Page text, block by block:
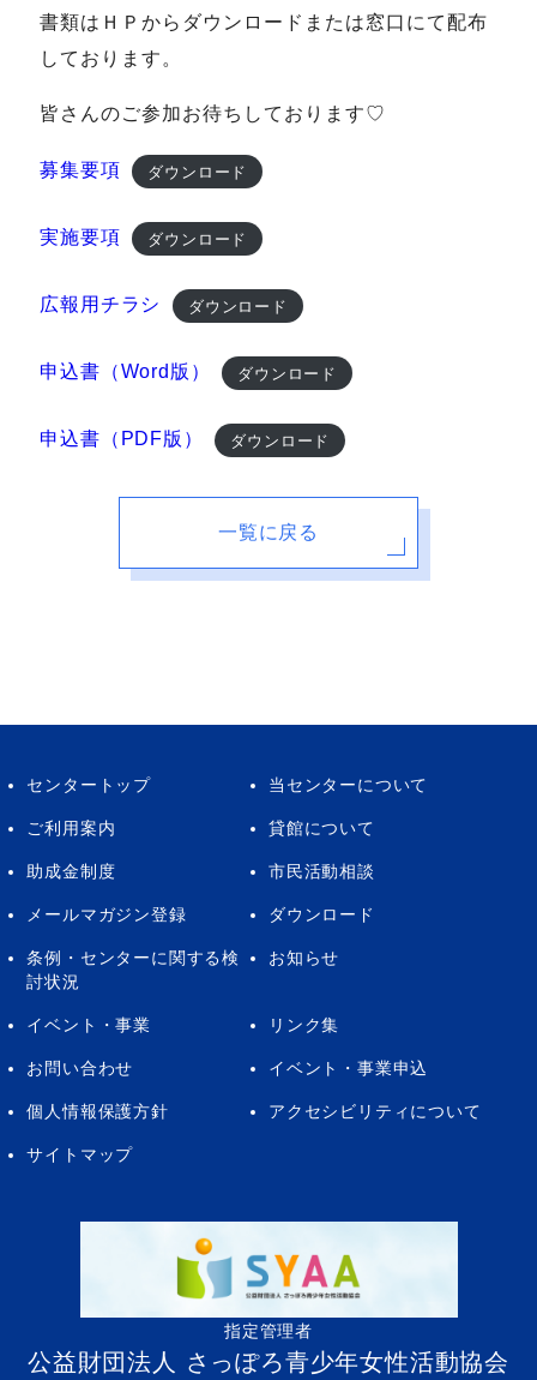
書類はＨＰからダウンロードまたは窓口にて配布
しております。
皆さんのご参加お待ちしております♡
募集要項 ダウンロード
実施要項 ダウンロード
広報用チラシ ダウンロード
申込書（Word版） ダウンロード
申込書（PDF版） ダウンロード
一覧に戻る
センタートップ 当センターについて
ご利用案内 貸館について
助成金制度 市民活動相談
メールマガジン登録 ダウンロード
条例・センターに関する検
討状況
お知らせ
イベント・事業 リンク集
お問い合わせ イベント・事業申込
個人情報保護方針 アクセシビリティについて
サイトマップ
指定管理者
公益財団法人 さっぽろ青少年女性活動協会